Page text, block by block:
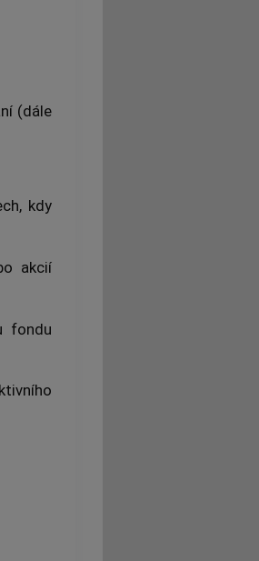
(dále
kdy
akcií
fondu